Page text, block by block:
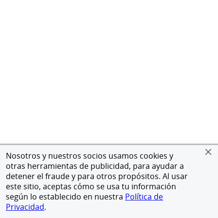
Nosotros y nuestros socios usamos cookies y
otras herramientas de publicidad, para ayudar a
detener el fraude y para otros propósitos. Al usar
este sitio, aceptas cómo se usa tu información
según lo establecido en nuestra Política de
Privacidad.